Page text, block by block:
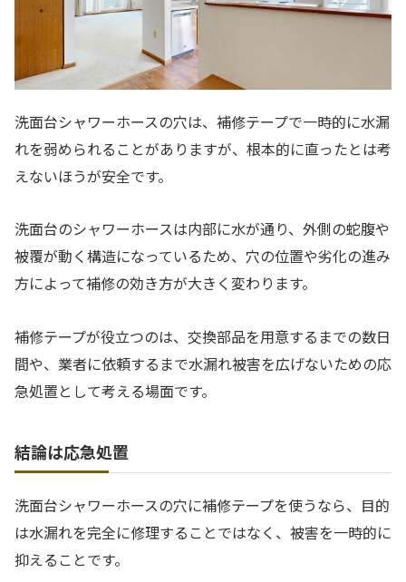
洗面台シャワーホースの穴は、補修テープで一時的に水漏
れを弱められることがありますが、根本的に直ったとは考
えないほうが安全です。
洗面台のシャワーホースは内部に水が通り、外側の蛇腹や
被覆が動く構造になっているため、穴の位置や劣化の進み
方によって補修の効き方が大きく変わります。
補修テープが役立つのは、交換部品を用意するまでの数日
間や、業者に依頼するまで水漏れ被害を広げないための応
急処置として考える場面です。
結論は応急処置
洗面台シャワーホースの穴に補修テープを使うなら、目的
は水漏れを完全に修理することではなく、被害を一時的に
抑えることです。